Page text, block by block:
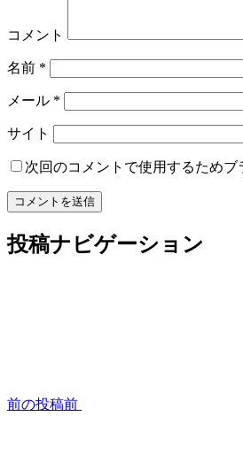
コメント
名前 *
メール *
サイト
次回のコメントで使用するため
投稿ナビゲーション
前の投稿前